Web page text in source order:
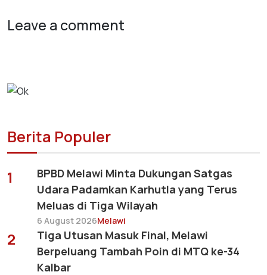
Leave a comment
Berita Populer
1
BPBD Melawi Minta Dukungan Satgas
Udara Padamkan Karhutla yang Terus
Meluas di Tiga Wilayah
6 August 2026Melawi
2
Tiga Utusan Masuk Final, Melawi
Berpeluang Tambah Poin di MTQ ke-34
Kalbar